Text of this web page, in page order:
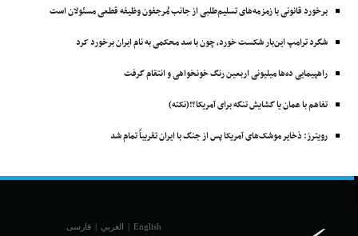
برخورد قانونی با زمزمه‌های تسلیم‌طلبی از جانب مُرجفون وظیفه‌ قطعی مسئولان است
شگرد ترامپ این‌بار شکست خورد، چون با سد محکمی به نام ایران برخورد کرد
راهپیمایی ده‌ها میلیونی اربعین رنگ خونخواهی و انتقام گرفت
تفاهم با عمان یا گشایش تنگه برای آمریکا؟!(نکته)
رویترز: ذخایر موشک‌های آمریکا پس از جنگ با ایران تقریباً تمام شد
English
| العربي | فارسی